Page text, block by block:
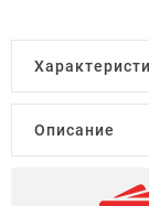
Описание